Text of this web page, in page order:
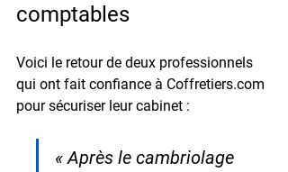
comptables
Voici le retour de deux professionnels
qui ont fait confiance à Coffretiers.com
pour sécuriser leur cabinet :
« Après le cambriolage